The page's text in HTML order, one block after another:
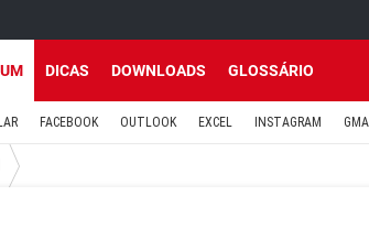
DICAS DOWNLOADS GLOSSÁRIO
FACEBOOK OUTLOOK EXCEL INSTAGRAM